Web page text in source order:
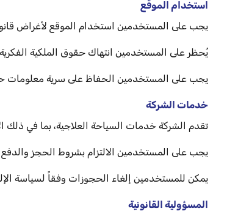
استخدام الموقع
يجب على المستخدمين استخدام الموقع لأغراض
يُحظر على المستخدمين انتهاك حقوق الملكية
يجب على المستخدمين الحفاظ على سرية معلومات
خدمات الشركة
تقدم الشركة خدمات السياحة العلاجية، بما في ذلك
يجب على المستخدمين الالتزام بشروط الحجز
يمكن للمستخدمين إلغاء الحجوزات وفقاً لسياسة
المسؤولية القانونية